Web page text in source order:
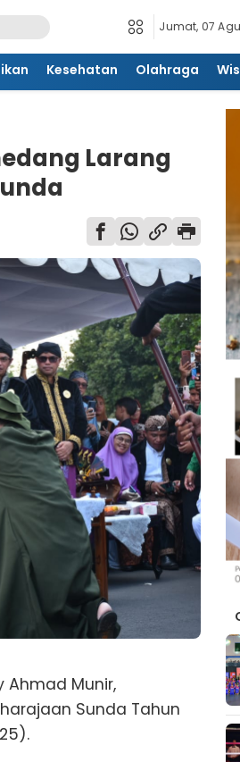
Jumat, 07 Agu
Kesehatan Olahraga
Larang
Ahmad Munir,
Sunda Tahun